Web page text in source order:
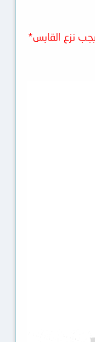
نزع القابس*